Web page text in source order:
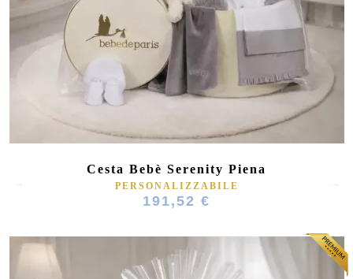
(3 ratings)
Cesta Bebè Serenity Piena
PERSONALIZZABILE
191,52 €